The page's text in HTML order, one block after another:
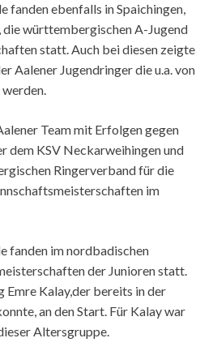
fanden ebenfalls in Spaichingen,
württembergischen A-Jugend
statt. Auch bei diesen zeigte
Aalener Jugendringer die u.a. von
Team mit Erfolgen gegen
dem KSV Neckarweihingen und
Ringerverband für die
im
fanden im nordbadischen
der Junioren statt.
Emre Kalay,der bereits in der
an den Start. Für Kalay war
Altersgruppe.